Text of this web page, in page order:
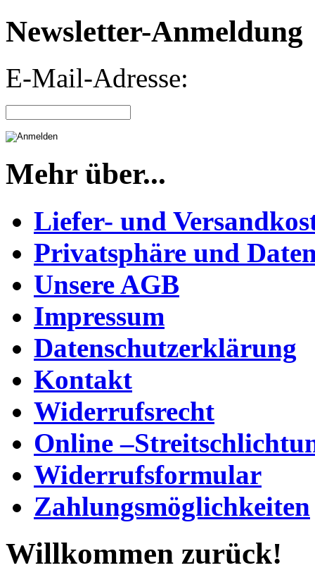
Newsletter-Anmeldung
E-Mail-Adresse:
Mehr über...
Liefer- und
Privatsphäre und
Unsere AGB
Impressum
Datenschutzerklärung
Kontakt
Widerrufsrecht
Online
Widerrufsformular
Zahlungsmöglichkeiten
Willkommen zurück!